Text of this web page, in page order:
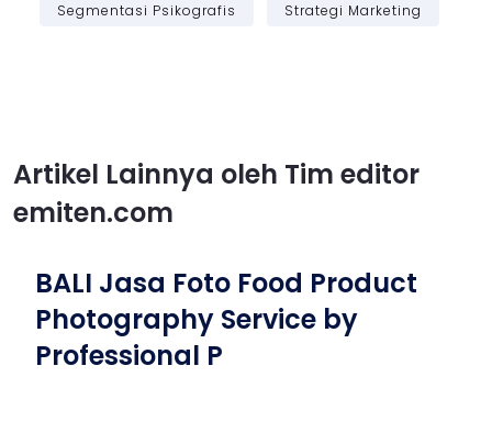
Segmentasi Psikografis Strategi Marketing
Artikel Lainnya oleh Tim editor
emiten.com
BALI Jasa Foto Food Product
Photography Service by
Professional P